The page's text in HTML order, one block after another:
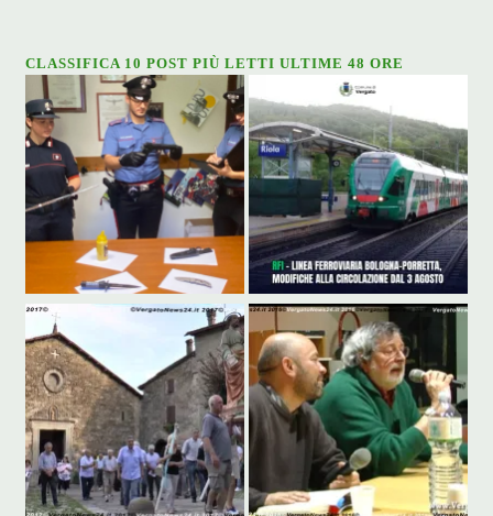
CLASSIFICA 10 POST PIÙ LETTI ULTIME 48 ORE